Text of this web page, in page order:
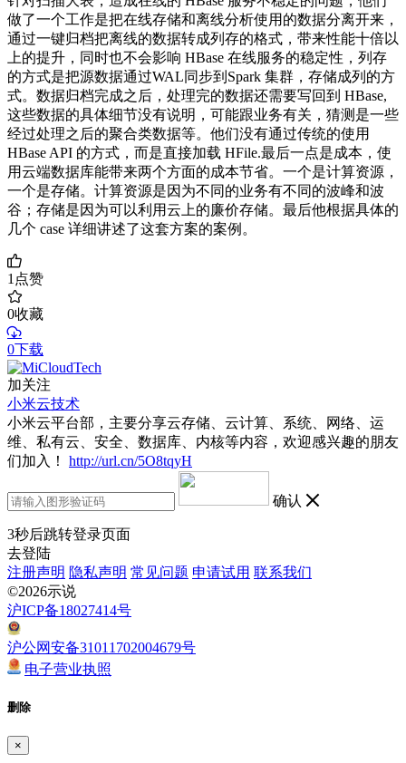
做了一个工作是把在线存储和离线分析使用的数据分离开来，
通过一键归档把离线的数据转成列存的格式，带来性能十倍以
上的提升，同时也不会影响 HBase 在线服务的稳定性，列存
的方式是把源数据通过WAL同步到Spark 集群，存储成列的方
式。数据归档完成之后，处理完的数据还需要写回到 HBase,
这些数据的具体细节没有说明，可能跟业务有关，猜测是一些
经过处理之后的聚合类数据等。他们没有通过传统的使用
HBase API 的方式，而是直接加载 HFile.最后一点是成本，使
用云端数据库能带来两个方面的成本节省。一个是计算资源，
一个是存储。计算资源是因为不同的业务有不同的波峰和波
谷；存储是因为可以利用云上的廉价存储。最后他根据具体的
几个 case 详细讲述了这套方案的案例。
1点赞
0收藏
0下载
加关注
小米云技术
小米云平台部，主要分享云存储、云计算、系统、网络、运
维、私有云、安全、数据库、内核等内容，欢迎感兴趣的朋友
们加入！
http://url.cn/5O8tqyH
确认
3秒后跳转登录页面
去登陆
注册声明 隐私声明 常见问题 申请试用 联系我们
©2026示说
沪ICP备18027414号
沪公网安备31011702004679号
电子营业执照
删除
×